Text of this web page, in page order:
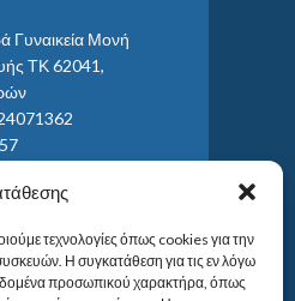
τεχνολογίες όπως cookies για την
Η συγκατάθεση για τις εν λόγω
προσωπικού χαρακτήρα, όπως
Γυναικεία Μονή
ΤΚ 62041,
και δύση του ηλίου.